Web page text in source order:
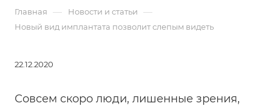
Главная — Новости и статьи —
Новый вид имплантата позволит слепым видеть
22.12.2020
Совсем скоро люди, лишенные зрения,